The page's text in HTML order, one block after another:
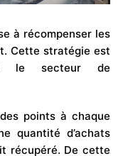
à récompenser les
Cette stratégie est
le secteur de
points à chaque
quantité d’achats
récupéré. De cette